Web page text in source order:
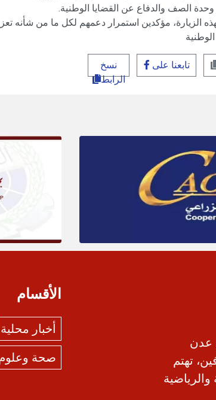
الصف والدفاع عن القضايا الوطنية.
الزيارة، مؤكدين استمرار دعمهم لكل ما من شأنه
تابعنا على
نسخ
الرابط
عدن
تهتم
والرياضية
الأقسام
أخبار محلية
صحة وعلوم